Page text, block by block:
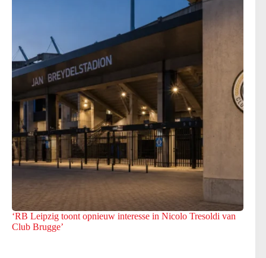
‘RB Leipzig toont opnieuw interesse in Nicolo Tresoldi van
Club Brugge’